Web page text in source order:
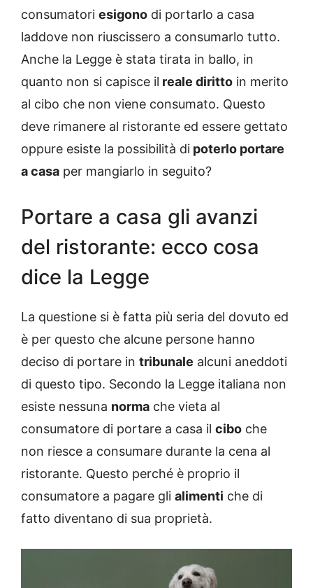
consumatori esigono di portarlo a casa
laddove non riuscissero a consumarlo tutto.
Anche la Legge è stata tirata in ballo, in
quanto non si capisce il reale diritto in merito
al cibo che non viene consumato. Questo
deve rimanere al ristorante ed essere gettato
oppure esiste la possibilità di poterlo portare
a casa per mangiarlo in seguito?
Portare a casa gli avanzi
del ristorante: ecco cosa
dice la Legge
La questione si è fatta più seria del dovuto ed
è per questo che alcune persone hanno
deciso di portare in tribunale alcuni aneddoti
di questo tipo. Secondo la Legge italiana non
esiste nessuna norma che vieta al
consumatore di portare a casa il cibo che
non riesce a consumare durante la cena al
ristorante. Questo perché è proprio il
consumatore a pagare gli alimenti che di
fatto diventano di sua proprietà.